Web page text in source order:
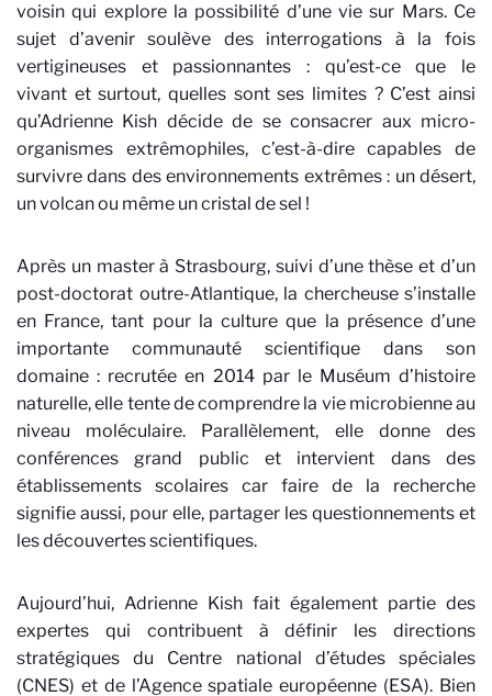
voisin qui explore la possibilité d’une vie sur Mars. Ce
sujet d’avenir soulève des interrogations à la fois
vertigineuses et passionnantes : qu’est-ce que le
vivant et surtout, quelles sont ses limites ? C’est ainsi
qu’Adrienne Kish décide de se consacrer aux micro-
organismes extrêmophiles, c’est-à-dire capables de
survivre dans des environnements extrêmes : un désert,
un volcan ou même un cristal de sel !
Après un master à Strasbourg, suivi d’une thèse et d’un
post-doctorat outre-Atlantique, la chercheuse s’installe
en France, tant pour la culture que la présence d’une
importante communauté scientifique dans son
domaine : recrutée en 2014 par le Muséum d’histoire
naturelle, elle tente de comprendre la vie microbienne au
niveau moléculaire. Parallèlement, elle donne des
conférences grand public et intervient dans des
établissements scolaires car faire de la recherche
signifie aussi, pour elle, partager les questionnements et
les découvertes scientifiques.
Aujourd’hui, Adrienne Kish fait également partie des
expertes qui contribuent à définir les directions
stratégiques du Centre national d’études spéciales
(CNES) et de l’Agence spatiale européenne (ESA). Bien